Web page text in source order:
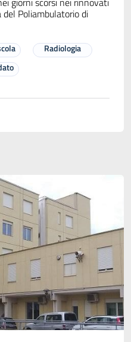
del Poliambulatorio di
Radiologia